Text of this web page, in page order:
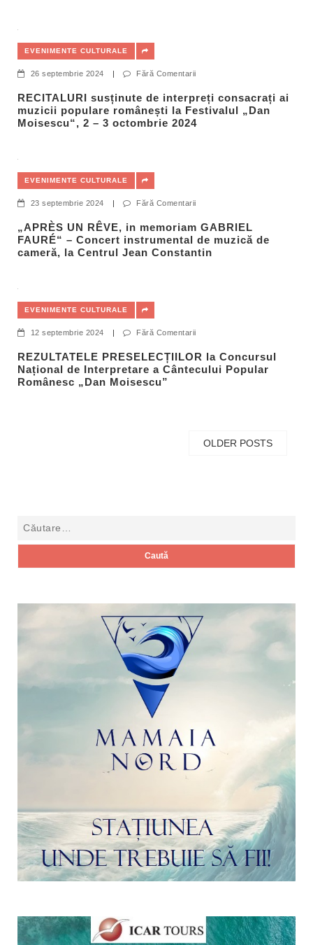
EVENIMENTE CULTURALE
26 septembrie 2024 | Fără Comentarii
RECITALURI susținute de interpreți consacrați ai
muzicii populare românești la Festivalul „Dan
Moisescu“, 2 – 3 octombrie 2024
EVENIMENTE CULTURALE
23 septembrie 2024 | Fără Comentarii
„APRÈS UN RÊVE, in memoriam GABRIEL
FAURÉ“ – Concert instrumental de muzică de
cameră, la Centrul Jean Constantin
EVENIMENTE CULTURALE
12 septembrie 2024 | Fără Comentarii
REZULTATELE PRESELECȚIILOR la Concursul
Național de Interpretare a Cântecului Popular
Românesc „Dan Moisescu”
OLDER POSTS